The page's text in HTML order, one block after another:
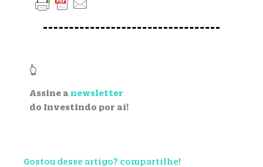
👆
Assine a newsletter
do Investindo por aí!
Gostou desse artigo? compartilhe!